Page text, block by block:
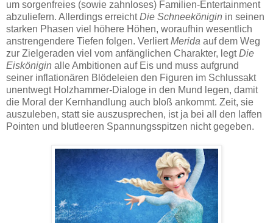
um sorgenfreies (sowie zahnloses) Familien-Entertainment
abzuliefern. Allerdings erreichtDie Schneekönigin in seinen
starken Phasen viel höhere Höhen, woraufhin wesentlich
anstrengendere Tiefen folgen. VerliertMerida auf dem Weg
zur Zielgeraden viel vom anfänglichen Charakter, legtDie
Eiskönigin alle Ambitionen auf Eis und muss aufgrund
seiner inflationären Blödeleien den Figuren im Schlussakt
unentwegt Holzhammer-Dialoge in den Mund legen, damit
die Moral der Kernhandlung auch bloß ankommt. Zeit, sie
auszuleben, statt sie auszusprechen, ist ja bei all den laffen
Pointen und blutleeren Spannungsspitzen nicht gegeben.